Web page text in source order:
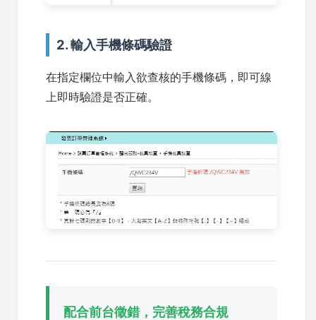
2. 輸入手機條碼驗證
在指定欄位中輸入欲查核的手機條碼，即可線
上即時驗證是否正確。
配合前台徵錯，完善稅務合規